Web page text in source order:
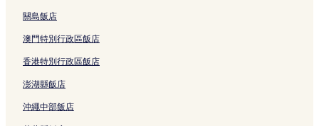
沖繩的Spa 飯店
那霸的設有廚房的飯店
那霸的商務飯店
那霸的設有游泳池的飯店
關島飯店
澳門特別行政區飯店
香港特別行政區飯店
澎湖縣飯店
沖繩中部飯店